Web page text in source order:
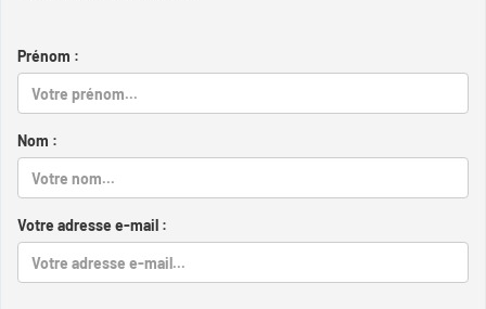
Prénom :
Nom :
Votre adresse e-mail :